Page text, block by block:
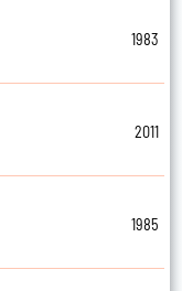
1983
2011
1985